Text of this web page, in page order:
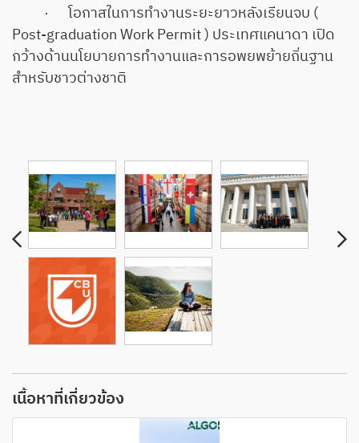
· โอกาสในการทำงานระยะยาวหลังเรียนจบ (
Post-graduation Work Permit ) ประเทศแคนาดา เปิด
กว้างด้านนโยบายการทำงานและการอพยพย้ายถิ่นฐาน
สำหรับชาวต่างชาติ
เนื้อหาที่เกี่ยวข้อง